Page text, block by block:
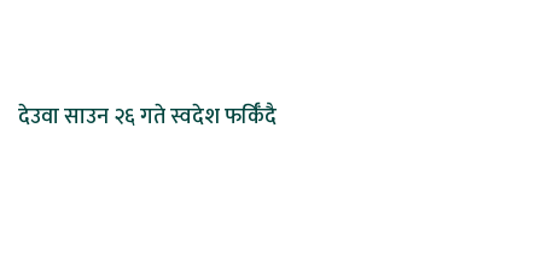
देउवा साउन २६ गते स्वदेश फर्किँदै